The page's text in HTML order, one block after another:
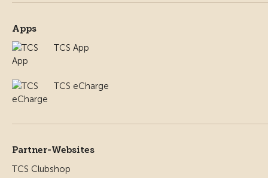
Apps
TCS App
TCS eCharge
Partner-Websites
TCS Clubshop